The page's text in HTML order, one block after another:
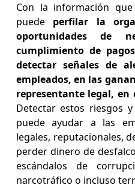
Con la información
puedeperfilar la
oportunidades de
cumplimiento de
detectar señales de
empleados, en las
representante legal,
Detectar estos riesgos
puede ayudar a las
legales, reputacionales,
perder dinero de
escándalos de
narcotráfico o incluso